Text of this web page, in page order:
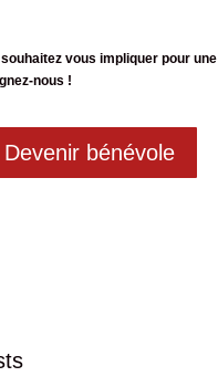
vous impliquer pour
nous !
Devenir bénévole